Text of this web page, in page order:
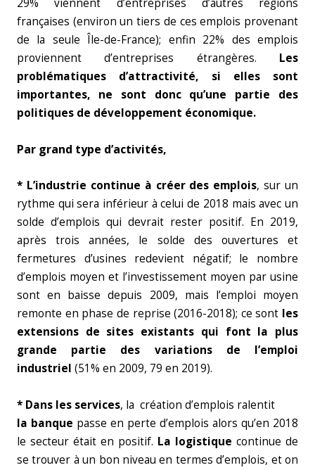
29% viennent d’entreprises d’autres régions
françaises (environ un tiers de ces emplois provenant
de la seule Île-de-France); enfin 22% des emplois
proviennent d’entreprises étrangères. Les
problématiques d’attractivité, si elles sont
importantes, ne sont donc qu’une partie des
politiques de développement économique.
Par grand type d’activités,
* L’industrie continue à créer des emplois, sur un
rythme qui sera inférieur à celui de 2018 mais avec un
solde d’emplois qui devrait rester positif. En 2019,
après trois années, le solde des ouvertures et
fermetures d’usines redevient négatif; le nombre
d’emplois moyen et l’investissement moyen par usine
sont en baisse depuis 2009, mais l’emploi moyen
remonte en phase de reprise (2016-2018); ce sont les
extensions de sites existants qui font la plus
grande partie des variations de l’emploi
industriel (51% en 2009, 79 en 2019).
* Dans les services, la création d’emplois ralentit
la banque passe en perte d’emplois alors qu’en 2018
le secteur était en positif. La logistique continue de
se trouver à un bon niveau en termes d’emplois, et on